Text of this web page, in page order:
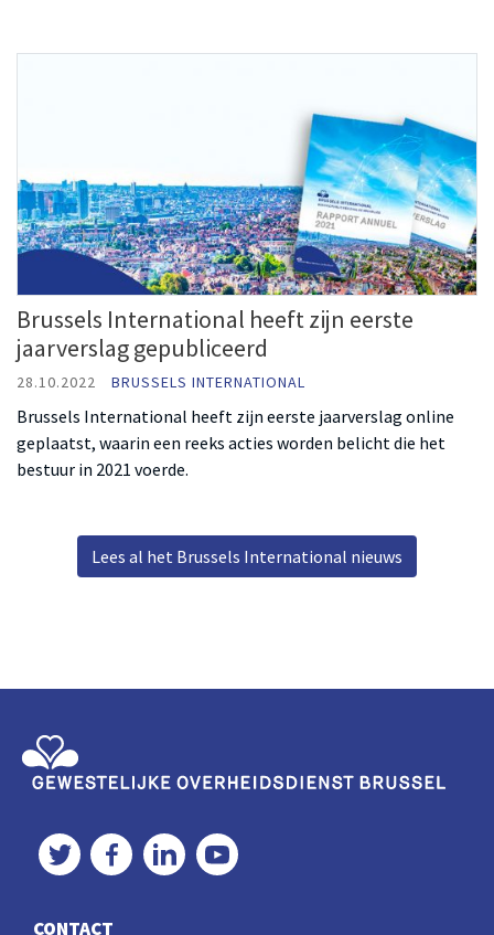
Brussels International heeft zijn eerste
jaarverslag gepubliceerd
28.10.2022 BRUSSELS INTERNATIONAL
Brussels International heeft zijn eerste jaarverslag online
geplaatst, waarin een reeks acties worden belicht die het
bestuur in 2021 voerde.
Lees al het Brussels International nieuws
Twitter FacebookLinkedInYouTube
CONTACT